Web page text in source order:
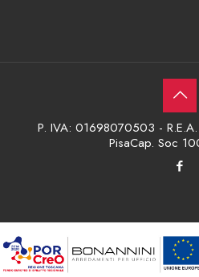
P. IVA: 01698070503 -
PisaCap. Soc